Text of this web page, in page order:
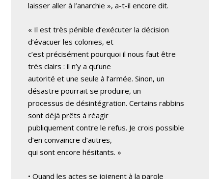
laisser aller à l’anarchie », a-t-il encore dit.
« Il est très pénible d’exécuter la décision
d’évacuer les colonies, et
c’est précisément pourquoi il nous faut être
très clairs : il n’y a qu’une
autorité et une seule à l’armée. Sinon, un
désastre pourrait se produire, un
processus de désintégration. Certains rabbins
sont déjà prêts à réagir
publiquement contre le refus. Je crois possible
d’en convaincre d’autres,
qui sont encore hésitants. »
• Quand les actes se joignent à la parole